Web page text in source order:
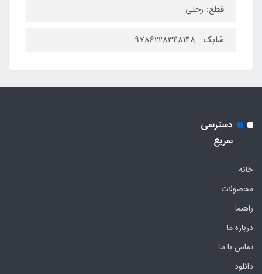
قطع: رحلی
شابک : 9786228348148
دسترسی
سریع
خانه
محصولات
راهنما
درباره ما
تماس با ما
دانلود